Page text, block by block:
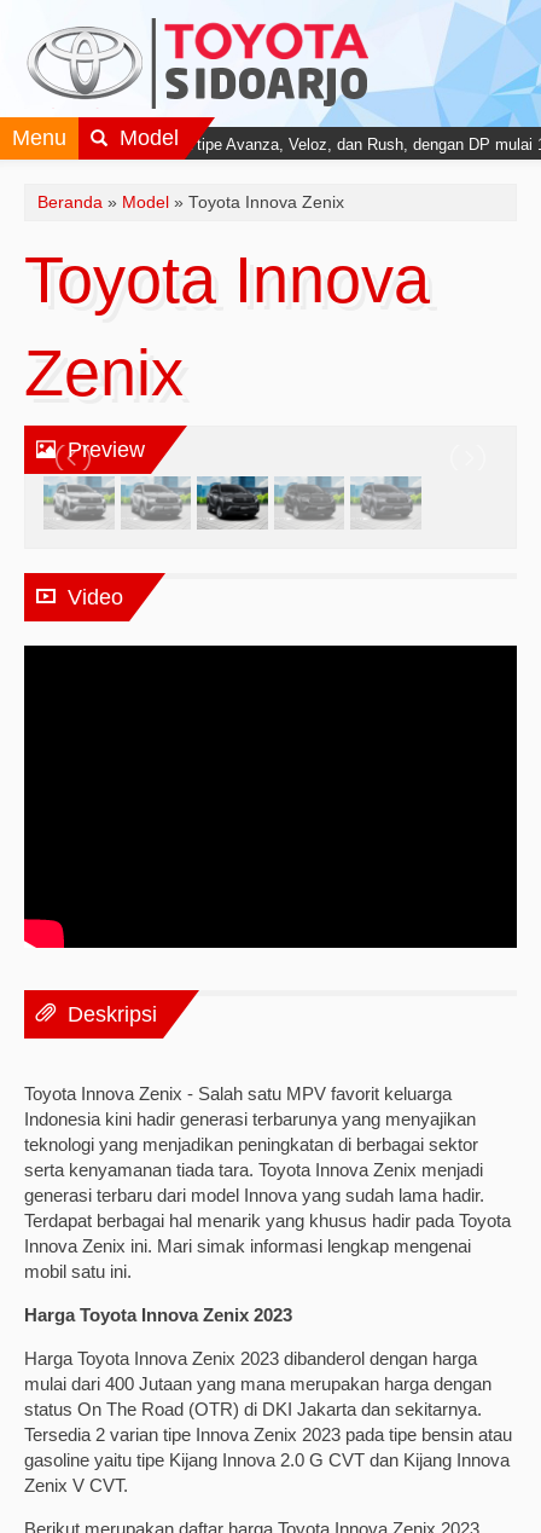
untuk semua tipe Avanza, Veloz, dan Rush, dengan DP mulai
Menu Model
Beranda » Model » Toyota Innova Zenix
Toyota Innova
Zenix
Preview
Video
Deskripsi
Toyota Innova Zenix - Salah satu MPV favorit keluarga
Indonesia kini hadir generasi terbarunya yang menyajikan
teknologi yang menjadikan peningkatan di berbagai sektor
serta kenyamanan tiada tara. Toyota Innova Zenix menjadi
generasi terbaru dari model Innova yang sudah lama hadir.
Terdapat berbagai hal menarik yang khusus hadir pada Toyota
Innova Zenix ini. Mari simak informasi lengkap mengenai
mobil satu ini.
Harga Toyota Innova Zenix 2023
Harga Toyota Innova Zenix 2023 dibanderol dengan harga
mulai dari 400 Jutaan yang mana merupakan harga dengan
status On The Road (OTR) di DKI Jakarta dan sekitarnya.
Tersedia 2 varian tipe Innova Zenix 2023 pada tipe bensin atau
gasoline yaitu tipe Kijang Innova 2.0 G CVT dan Kijang Innova
Zenix V CVT.
Berikut merupakan daftar harga Toyota Innova Zenix 2023